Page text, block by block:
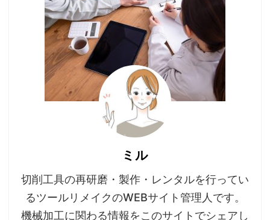
ミル
切削工具の再研磨・製作・レンタルを行ってい
るツールリメイクのWEBサイト管理人です。
機械加工に関わる情報をこのサイトでシェアし